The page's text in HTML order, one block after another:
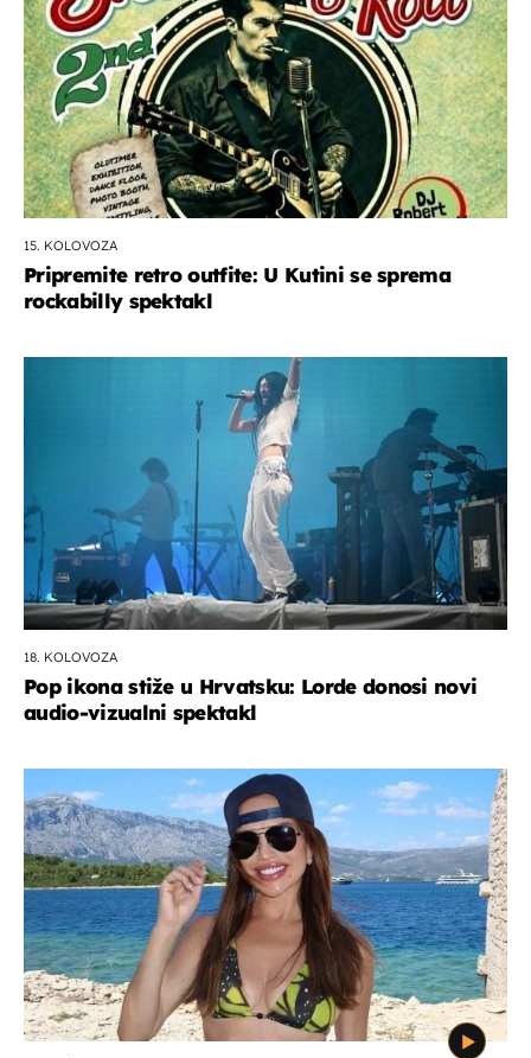
15. KOLOVOZA
Pripremite retro outfite: U Kutini se sprema
rockabilly spektakl
18. KOLOVOZA
Pop ikona stiže u Hrvatsku: Lorde donosi novi
audio-vizualni spektakl